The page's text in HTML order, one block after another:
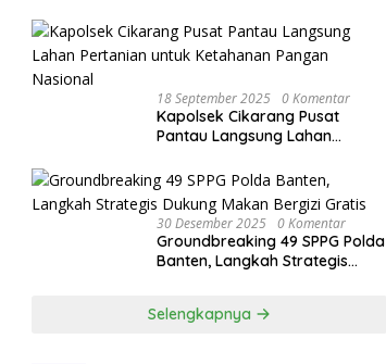
Kunjungan Delegasi Kepolisian
nasional Korea Selatan
18 September 2025 0 Komentar
Kapolsek Cikarang Pusat
Pantau Langsung Lahan
Pangan Nasional
30 Desember 2025 0 Komentar
Groundbreaking 49 SPPG Polda
Banten, Langkah Strategis
Selengkapnya